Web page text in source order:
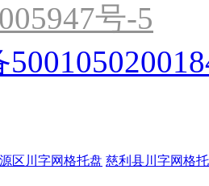
号-5
区川字网格托盘 慈利县川字网格